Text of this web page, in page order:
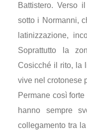
Battistero. Verso
sotto i Normanni,
latinizzazione,
Soprattutto la
Cosicché il rito, la
vive nel crotonese
Permane così
hanno sempre
collegamento tra